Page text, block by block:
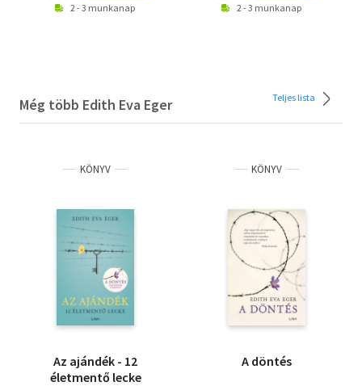
2 - 3 munkanap 2 - 3 munkanap
Még több Edith Eva Eger Teljes lista
KÖNYV
Az ajándék - 12
életmentő lecke
KÖNYV
A döntés